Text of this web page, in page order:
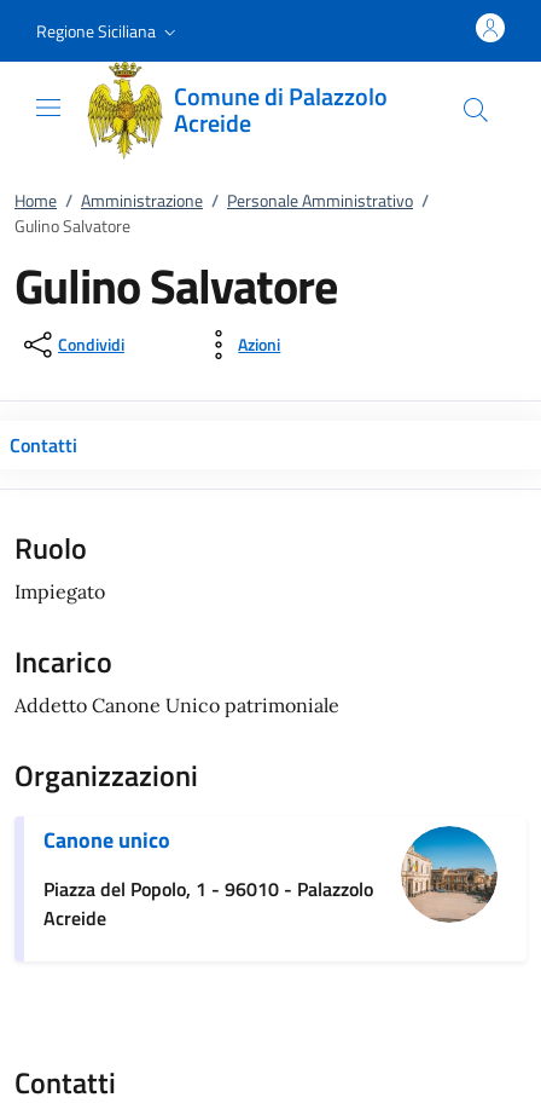
Regione Siciliana
Comune di Palazzolo
Acreide
Home / Amministrazione / Personale Amministrativo /
Gulino Salvatore
Gulino Salvatore
Condividi Azioni
Contatti
Ruolo
Impiegato
Incarico
Addetto Canone Unico patrimoniale
Organizzazioni
Canone unico
Piazza del Popolo, 1 - 96010 - Palazzolo
Acreide
Contatti